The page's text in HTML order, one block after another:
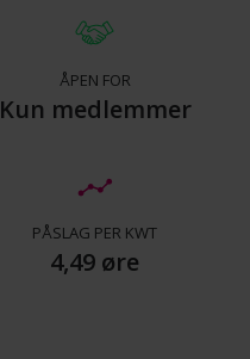
ÅPEN FOR
Kun medlemmer
PÅSLAG PER KWT
4,49 øre